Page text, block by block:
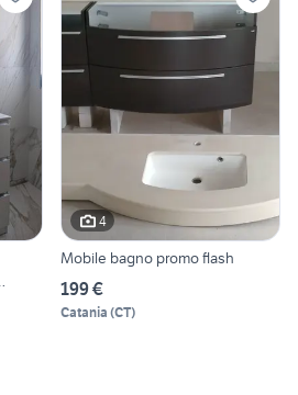
4
Mobile bagno promo flash
199 €
Catania (CT)